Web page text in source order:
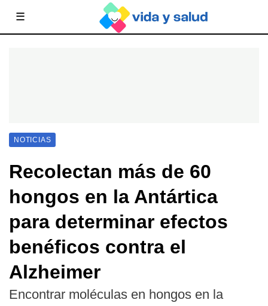
☰
NOTICIAS
Recolectan más de 60
hongos en la Antártica
para determinar efectos
benéficos contra el
Alzheimer
Encontrar moléculas en hongos en la